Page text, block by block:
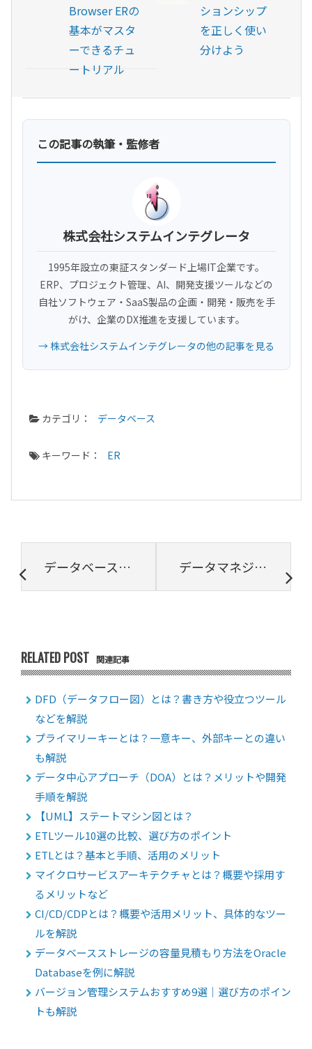
Browser ERの
基本がマスタ
ーできるチュ
ートリアル
ションシップ
を正しく使い
分けよう
この記事の執筆・監修者
株式会社システムインテグレータ
1995年設立の東証スタンダード上場IT企業です。
ERP、プロジェクト管理、AI、開発支援ツールなどの
自社ソフトウェア・SaaS製品の企画・開発・販売を手
がけ、企業のDX推進を支援しています。
→ 株式会社システムインテグレータの他の記事を見る
カテゴリ： データベース
キーワード： ER
データベーススケーリングの基本：垂直と水平スケーリングについて解説 データマネジメントとは？基礎知識、導入のメリット・デメリットを解説
RELATED POST 関連記事
DFD（データフロー図）とは？書き方や役立つツール
などを解説
プライマリーキーとは？一意キー、外部キーとの違い
も解説
データ中心アプローチ（DOA）とは？メリットや開発
手順を解説
【UML】ステートマシン図とは？
ETLツール10選の比較、選び方のポイント
ETLとは？基本と手順、活用のメリット
マイクロサービスアーキテクチャとは？概要や採用す
るメリットなど
CI/CD/CDPとは？概要や活用メリット、具体的なツー
ルを解説
データベースストレージの容量見積もり方法をOracle
Databaseを例に解説
バージョン管理システムおすすめ9選｜選び方のポイン
トも解説